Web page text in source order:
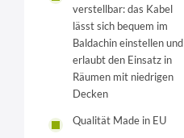
verstellbar: das Kabel
lässt sich bequem im
Baldachin einstellen und
erlaubt den Einsatz in
Räumen mit niedrigen
Decken
Qualität Made in EU